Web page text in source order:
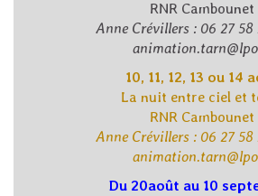
RNR Cambounet
Anne Crévillers : 06 27 58
10, 11, 12, 13 ou 14
La nuit entre ciel et
RNR Cambounet
Anne Crévillers : 06 27 58
Du 20août au 10